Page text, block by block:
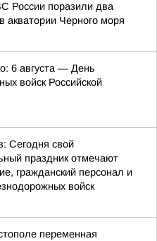
России поразили два
акватории Черного моря
6 августа — День
войск Российской
Сегодня свой
праздник отмечают
гражданский персонал и
войск
переменная